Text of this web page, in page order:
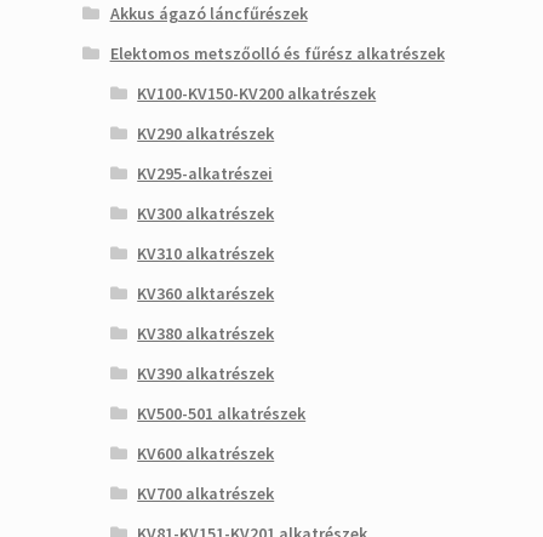
Akkus ágazó láncfűrészek
Elektomos metszőolló és fűrész alkatrészek
KV100-KV150-KV200 alkatrészek
KV290 alkatrészek
KV295-alkatrészei
KV300 alkatrészek
KV310 alkatrészek
KV360 alktarészek
KV380 alkatrészek
KV390 alkatrészek
KV500-501 alkatrészek
KV600 alkatrészek
KV700 alkatrészek